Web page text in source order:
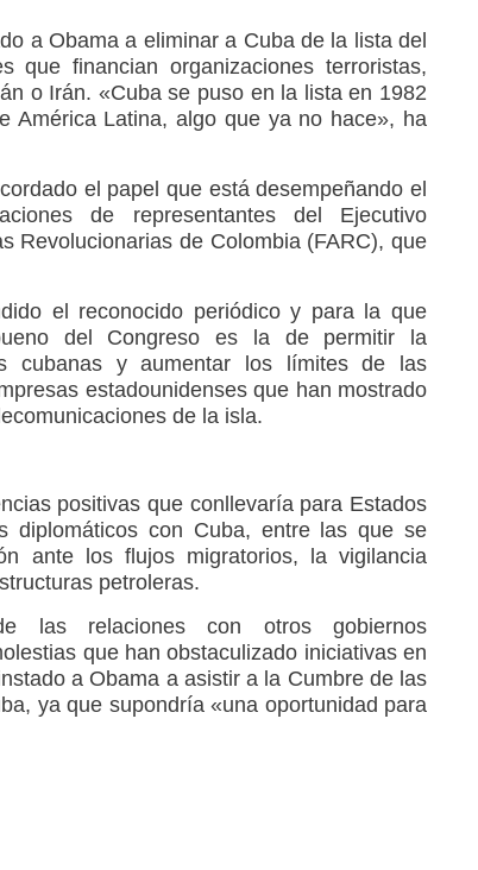
a Obama a eliminar a Cuba de la lista del
que financian organizaciones terroristas,
o Irán. «Cuba se puso en la lista en 1982
América Latina, algo que ya no hace», ha
el papel que está desempeñando el
de representantes del Ejecutivo
Revolucionarias de Colombia (FARC), que
el reconocido periódico y para la que
del Congreso es la de permitir la
cubanas y aumentar los límites de las
estadounidenses que han mostrado
de la isla.
positivas que conllevaría para Estados
diplomáticos con Cuba, entre las que se
ante los flujos migratorios, la vigilancia
petroleras.
las relaciones con otros gobiernos
que han obstaculizado iniciativas en
a Obama a asistir a la Cumbre de las
ya que supondría «una oportunidad para